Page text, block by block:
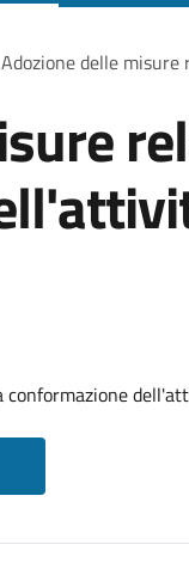
Adozione delle
conformazione